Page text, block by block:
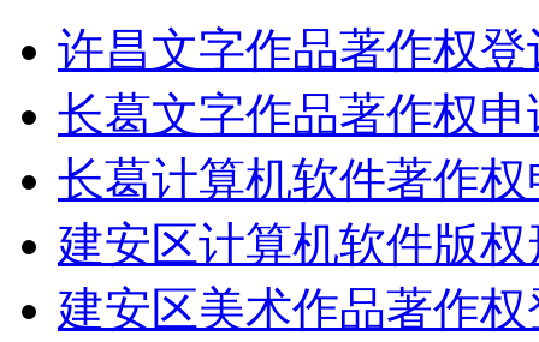
许昌文字作品著作权
长葛文字作品著作权
长葛计算机软件著作
建安区计算机软件版
建安区美术作品著作